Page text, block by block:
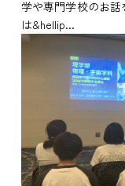
学や専門学校のお
は&hellip...